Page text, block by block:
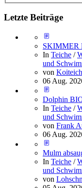
Letzte Beiträge
SKIMMER
In Teiche /
und
von
06 Aug.
Dolphin
In Teiche /
und
von Frank
06 Aug.
Mulm
In Teiche /
und
von